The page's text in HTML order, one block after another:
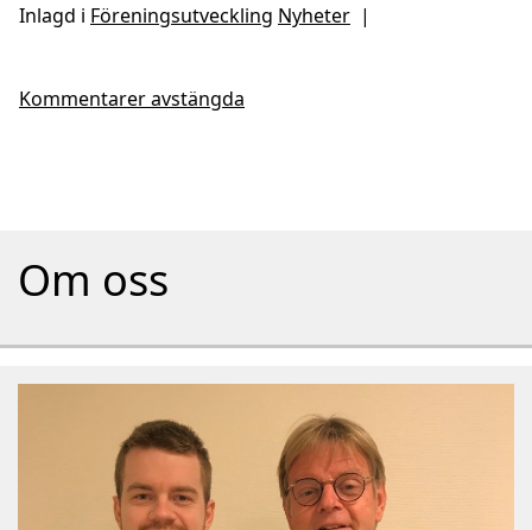
Inlagd i Föreningsutveckling Nyheter |
Kommentarer avstängda
Om oss